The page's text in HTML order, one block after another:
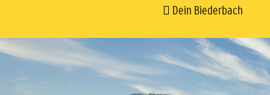
Dein Biederbach